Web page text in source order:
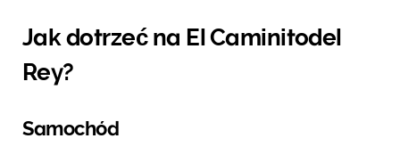
Jak dotrzeć na El Caminitodel
Rey?
Samochód